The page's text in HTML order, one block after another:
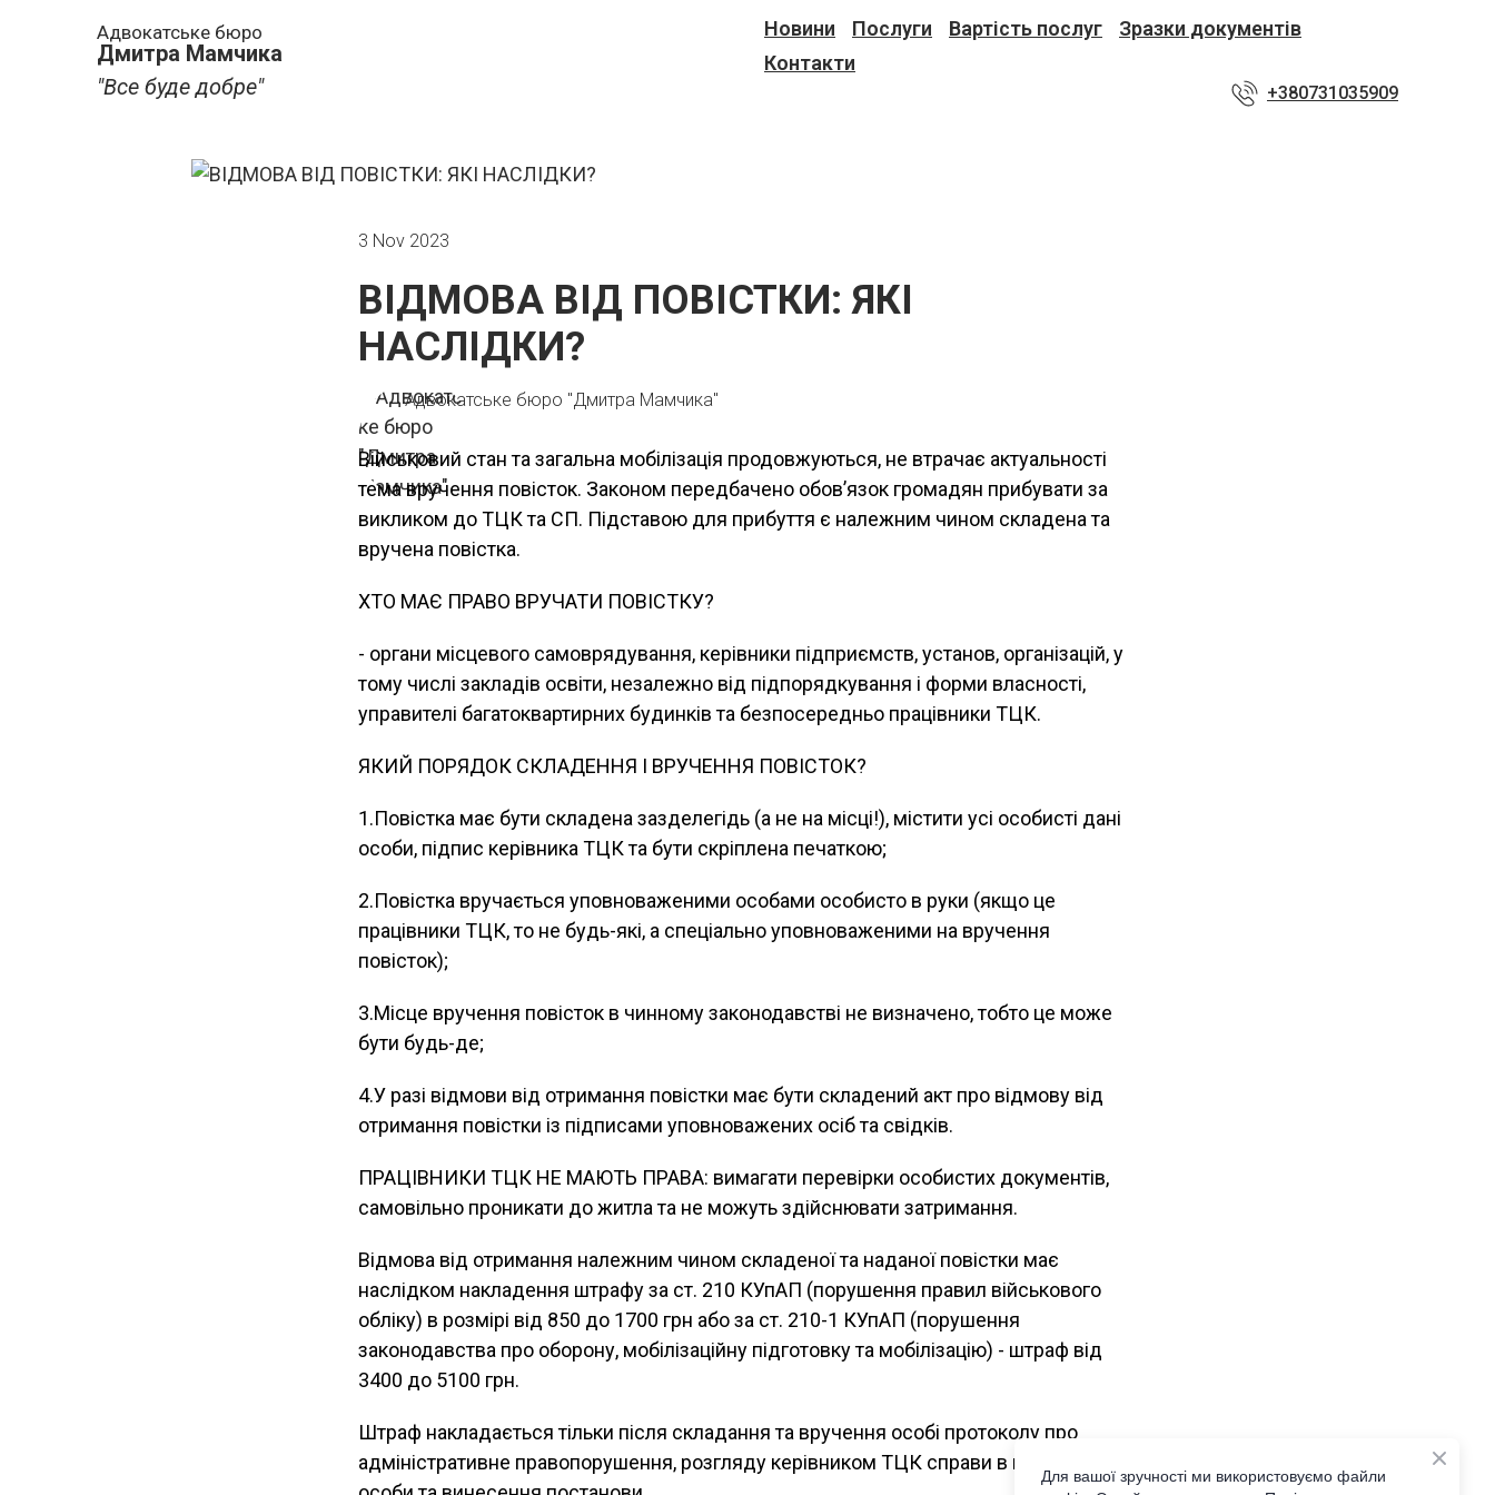
Адвокатське бюро
Дмитра Мамчика
"Все буде добре"
Новини Послуги Вартість послуг
Зразки документів
Контакти
+380731035909
3 Nov 2023
ВІДМОВА ВІД ПОВІСТКИ: ЯКІ
НАСЛІДКИ?
Адвокатське бюро "Дмитра Мамчика"
Військовий стан та загальна мобілізація продовжуються, не втрачає актуальності
тема вручення повісток. Законом передбачено обов’язок громадян прибувати за
викликом до ТЦК та СП. Підставою для прибуття є належним чином складена та
вручена повістка.
ХТО МАЄ ПРАВО ВРУЧАТИ ПОВІСТКУ?
- органи місцевого самоврядування, керівники підприємств, установ, організацій, у
тому числі закладів освіти, незалежно від підпорядкування і форми власності,
управителі багатоквартирних будинків та безпосередньо працівники ТЦК.
ЯКИЙ ПОРЯДОК СКЛАДЕННЯ І ВРУЧЕННЯ ПОВІСТОК?
1.Повістка має бути складена зазделегідь (а не на місці!), містити усі особисті дані
особи, підпис керівника ТЦК та бути скріплена печаткою;
2.Повістка вручається уповноваженими особами особисто в руки (якщо це
працівники ТЦК, то не будь-які, а спеціально уповноваженими на вручення
повісток);
3.Місце вручення повісток в чинному законодавстві не визначено, тобто це може
бути будь-де;
4.У разі відмови від отримання повістки має бути складений акт про відмову від
отримання повістки із підписами уповноважених осіб та свідків.
ПРАЦІВНИКИ ТЦК НЕ МАЮТЬ ПРАВА: вимагати перевірки особистих документів,
самовільно проникати до житла та не можуть здійснювати затримання.
Відмова від отримання належним чином складеної та наданої повістки має
наслідком накладення штрафу за ст. 210 КУпАП (порушення правил військового
обліку) в розмірі від 850 до 1700 грн або за ст. 210-1 КУпАП (порушення
законодавства про оборону, мобілізаційну підготовку та мобілізацію) - штраф від
3400 до 5100 грн.
Штраф накладається тільки після складання та вручення особі протоколу про
адміністративне правопорушення, розгляду керівником ТЦК справи в присутності
Для вашої зручності ми використовуємо файли